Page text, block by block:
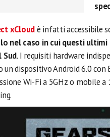
xCloudè infatti accessibile
nel caso in cui questi
Sud. I requisiti hardware
un dispositivo Android 6.0
Wi-Fi a 5GHz o mobile